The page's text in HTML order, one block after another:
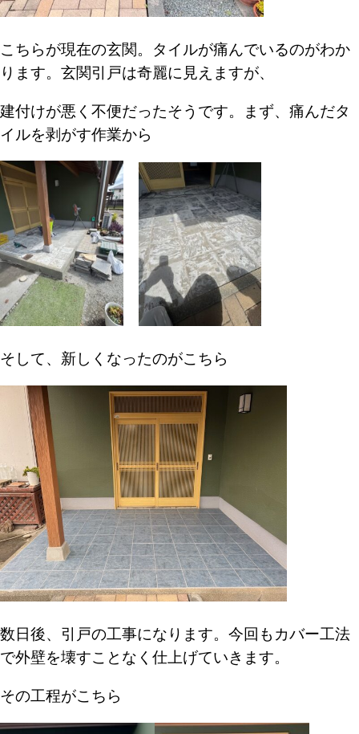
こちらが現在の玄関。タイルが痛んでいるのがわか
ります。玄関引戸は奇麗に見えますが、
建付けが悪く不便だったそうです。
まず、痛んだタ
イルを剥がす作業から
そして、新しくなったのがこちら
数日後、引戸の工事になります。今回もカバー工法
で外壁を壊すことなく仕上げていきます。
その工程がこちら